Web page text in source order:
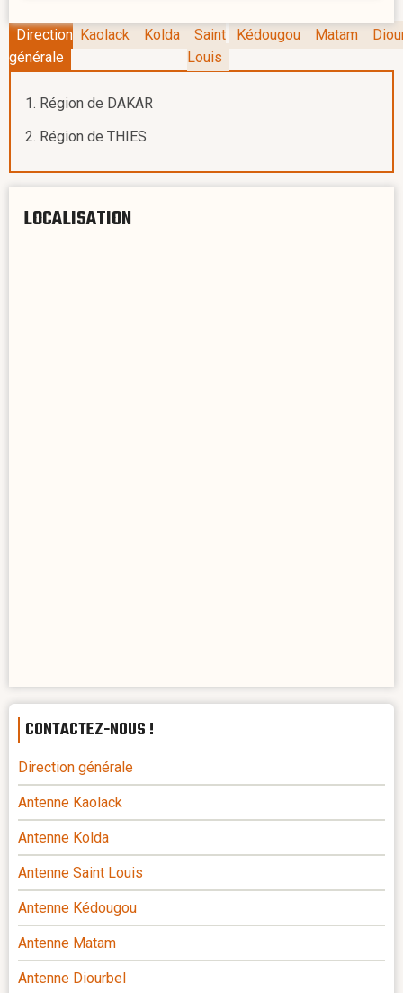
Direction
générale
Kaolack Kolda
Saint
Louis
Kédougou Matam
Région de DAKAR
Région de THIES
LOCALISATION
CONTACTEZ-NOUS !
Direction générale
Antenne Kaolack
Antenne Kolda
Antenne Saint Louis
Antenne Kédougou
Antenne Matam
Antenne Diourbel